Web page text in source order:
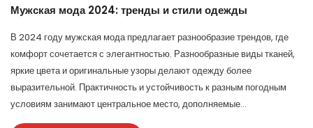
Мужская мода 2024: тренды и стили одежды
В 2024 году мужская мода предлагает разнообразие трендов, где
комфорт сочетается с элегантностью. Разнообразные виды тканей,
яркие цвета и оригинальные узоры делают одежду более
выразительной. Практичность и устойчивость к разным погодным
условиям занимают центральное место, дополняемые
аксессуарами. Здесь практичность и творчество находят гармонию в